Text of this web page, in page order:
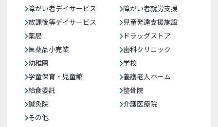
障がい者デイサービス
障がい者就労支援
放課後等デイサービス
児童発達支援施設
薬局
ドラッグストア
医薬品小売業
歯科クリニック
幼稚園
学校
学童保育・児童館
養護老人ホーム
給食委託
整骨院
鍼灸院
介護医療院
その他